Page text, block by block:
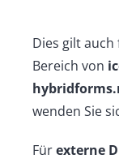
Dies gilt
Bereich von
wenden Sie
Fürexterne